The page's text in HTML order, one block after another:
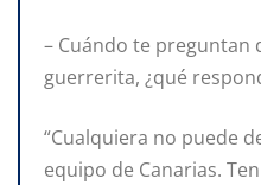
– Cuándo te preguntan
guerrerita, ¿qué
“Cualquiera no puede
equipo de Canarias.